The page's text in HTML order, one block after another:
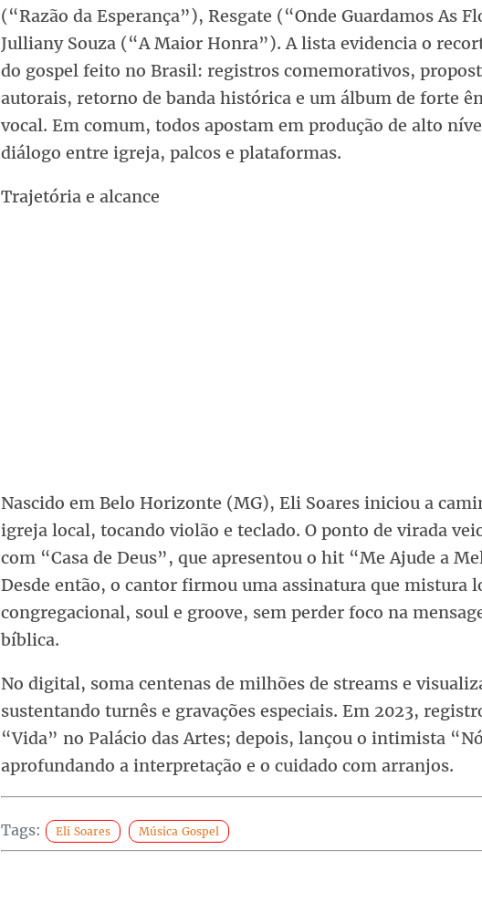
(“Razão da Esperança”), Resgate (“Onde Guardamos As
Julliany Souza (“A Maior Honra”). A lista evidencia o
do gospel feito no Brasil: registros comemorativos,
autorais, retorno de banda histórica e um álbum de forte
vocal. Em comum, todos apostam em produção de alto
diálogo entre igreja, palcos e plataformas.
Trajetória e alcance
Nascido em Belo Horizonte (MG), Eli Soares iniciou a
igreja local, tocando violão e teclado. O ponto de virada
com “Casa de Deus”, que apresentou o hit “Me Ajude a
Desde então, o cantor firmou uma assinatura que mistura
congregacional, soul e groove, sem perder foco na
bíblica.
No digital, soma centenas de milhões de streams e
sustentando turnês e gravações especiais. Em 2023,
“Vida” no Palácio das Artes; depois, lançou o intimista
aprofundando a interpretação e o cuidado com arranjos.
Tags: Eli Soares Música Gospel